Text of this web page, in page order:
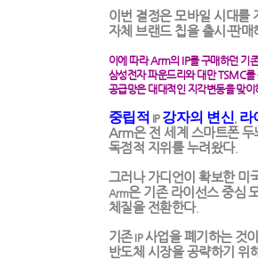
이번 결정은 모바일 시대를
자체 브랜드 칩을 출시·판
이에 따라Arm의 IP를 구매하던 기
삼성전자 파운드리와 대만TSMC를
공급망은 대대적인 지각변동을 맞이
중립적 IP 강자의 변신, 라
Arm은 전 세계 스마트폰 두
독점적 지위를 누려왔다.
그러나 가디언이 확보한 미
Arm은 기존 라이선스 중심
체질을 전환한다.
기존IP 사업을 폐기하는 것
반도체 시장을 공략하기 위